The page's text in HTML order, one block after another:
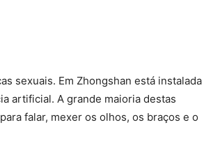
sexuais. Em Zhongshan está instalada
artificial. A grande maioria destas
falar, mexer os olhos, os braços e o